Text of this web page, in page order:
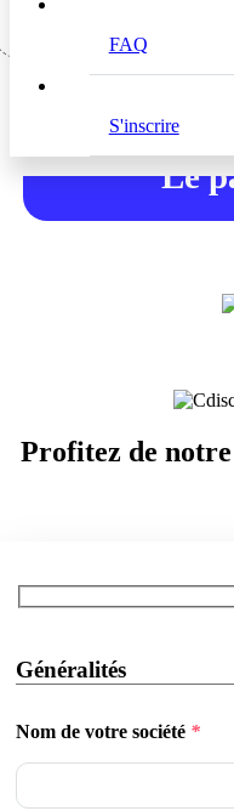
FAQ
S'inscrire
Le
Profitez de
Généralités
Nom de votre société *